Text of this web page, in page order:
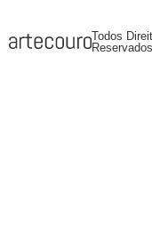
Todos
Reservados